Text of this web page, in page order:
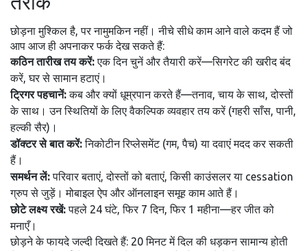
छोड़ना मुश्किल है, पर नामुमकिन नहीं। नीचे सीधे काम आने वाले कदम हैं जो
आप आज ही अपनाकर फर्क देख सकते हैं:
कठिन तारीख तय करें:एक दिन चुनें और तैयारी करें—सिगरेट की खरीद बंद
करें, घर से सामान हटाएं।
ट्रिगर पहचानें:कब और क्यों धूम्रपान करते हैं—तनाव, चाय के साथ, दोस्तों
के साथ। उन स्थितियों के लिए वैकल्पिक व्यवहार तय करें (गहरी साँस, पानी,
हल्की सैर)।
डॉक्टर से बात करें:निकोटीन रिप्लेसमेंट (गम, पैच) या दवाएं मदद कर सकती
हैं।
समर्थन लें:परिवार बताएं, दोस्तों को बताएं, किसी काउंसलर या cessation
ग्रुप से जुड़ें। मोबाइल ऐप और ऑनलाइन समूह काम आते हैं।
छोटे लक्ष्य रखें:पहले 24 घंटे, फिर 7 दिन, फिर 1 महीना—हर जीत को
मनाएँ।
छोड़ने के फायदे जल्दी दिखते हैं: 20 मिनट में दिल की धड़कन सामान्य होती